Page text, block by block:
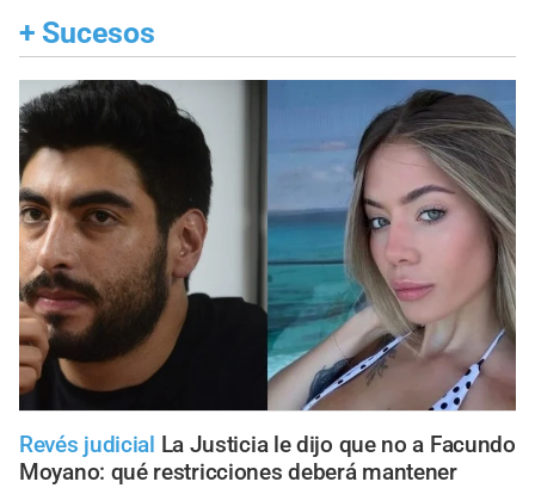
+ Sucesos
Revés judicial La Justicia le dijo que no a Facundo
Moyano: qué restricciones deberá mantener